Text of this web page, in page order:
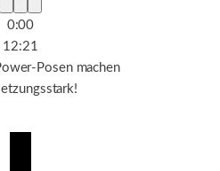
15
0:00
12:21
Posen machen